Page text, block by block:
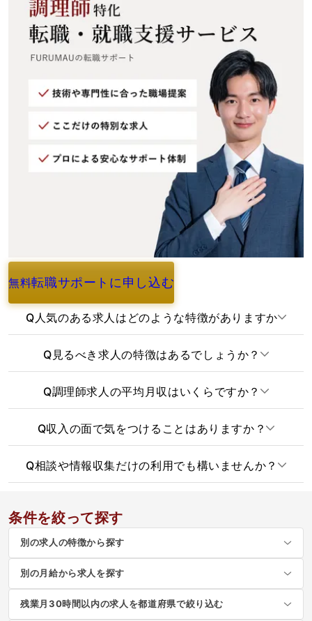
無料転職サポートに申し込む
よくあるご質問
Q 人気のある求人はどのような特徴がありますか
Q 見るべき求人の特徴はあるでしょうか？
Q調理師求人の平均月収はいくらですか？
Q収入の面で気をつけることはありますか？
Q相談や情報収集だけの利用でも構いませんか？
条件を絞って探す
別の求人の特徴から探す
別の月給から求人を探す
残業月30時間以内の求人を都道府県で絞り込む